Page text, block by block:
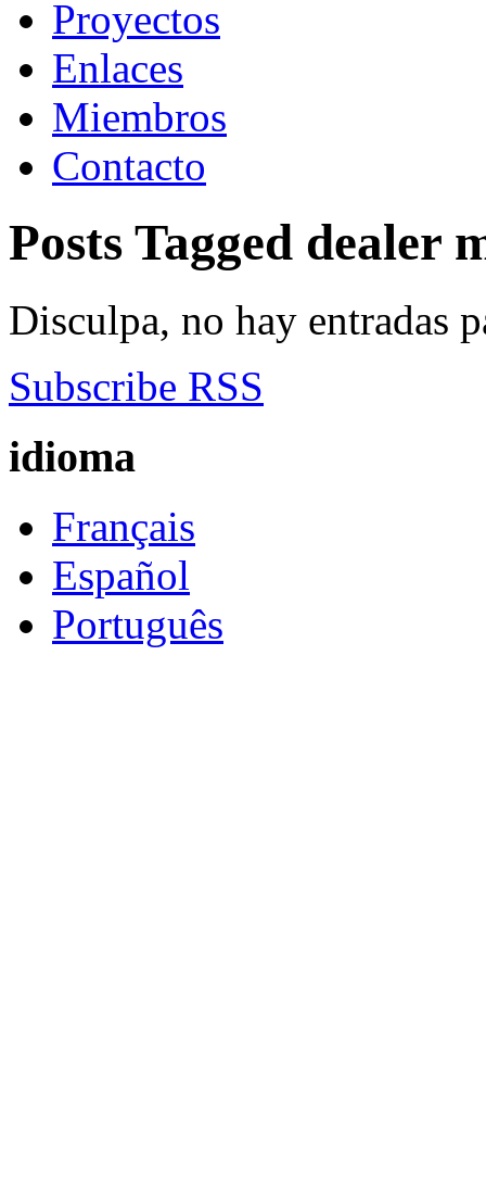
Proyectos
Enlaces
Miembros
Contacto
Posts Tagged dealer
Disculpa, no hay entradas
Subscribe RSS
idioma
Français
Español
Português